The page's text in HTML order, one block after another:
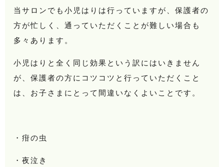
当サロンでも小児はりは行っていますが、保護者の
方が忙しく、通っていただくことが難しい場合も
多々あります。
小児はりと全く同じ効果という訳にはいきません
が、保護者の方にコツコツと行っていただくこと
は、お子さまにとって間違いなくよいことです。
・疳の虫
・夜泣き